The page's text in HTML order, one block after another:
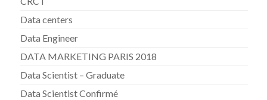
Data centers
Data Engineer
DATA MARKETING PARIS 2018
Data Scientist – Graduate
Data Scientist Confirmé